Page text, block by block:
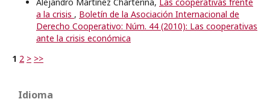
a la crisis , Boletín de la Asociación Internacional de
Derecho Cooperativo: Núm. 44 (2010): Las cooperativas
ante la crisis económica
1 2 > >>
Idioma